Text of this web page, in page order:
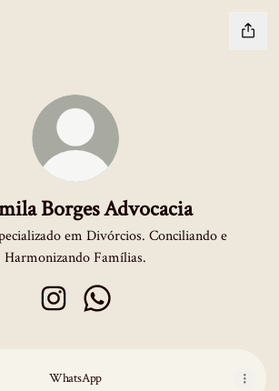
Borges Advocacia
em Divórcios. Conciliando e
Harmonizando Famílias.
WhatsApp